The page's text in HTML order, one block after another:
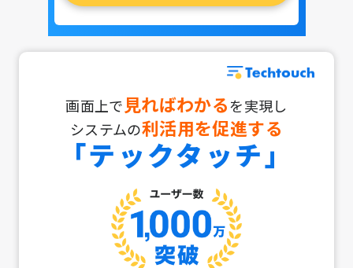
画面上で 見ればわかるを実現し
システムの利活用を促進する
「テックタッチ」